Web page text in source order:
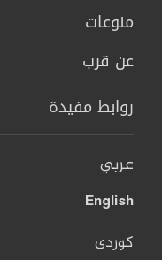
منوعات
عن قرب
روابط مفيدة
عربي
English
کوردی